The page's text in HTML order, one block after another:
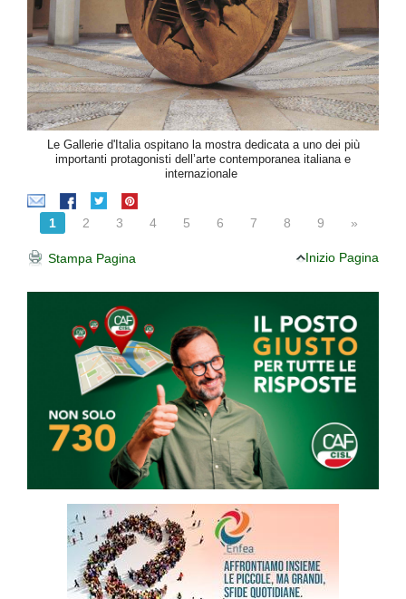
Le Gallerie d'Italia ospitano la mostra dedicata a uno dei più
importanti protagonisti dell’arte contemporanea italiana e
internazionale
1 2 3 4 5 6 7 8 9 »
Stampa Pagina Inizio Pagina